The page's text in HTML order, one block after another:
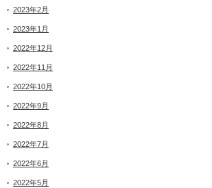
2023年2月
2023年1月
2022年12月
2022年11月
2022年10月
2022年9月
2022年8月
2022年7月
2022年6月
2022年5月